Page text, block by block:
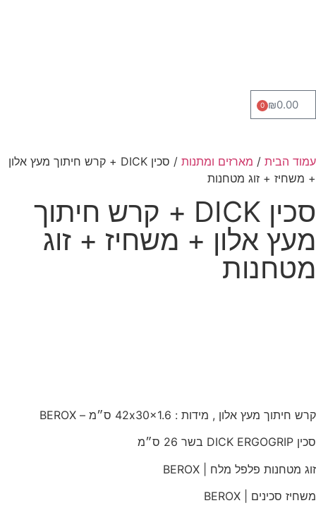
₪0.00
0
עמוד הבית / מארזים ומתנות
/ סכין DICK + קרש חיתוך מעץ אלון
+ משחיז + זוג מטחנות
סכין DICK + קרש חיתוך
מעץ אלון + משחיז + זוג
מטחנות
קרש חיתוך מעץ אלון , מידות : 42x30x1.6 ס״מ – BEROX
סכין DICK ERGOGRIP בשר 26 ס״מ
זוג מטחנות פלפל מלח | BEROX
משחיז סכינים | BEROX